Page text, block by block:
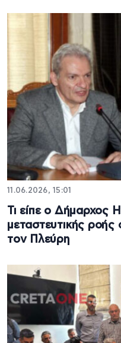
11.06.2026, 15:01
Τι είπε ο Δήμαρχος
μεταστευτικής ροής
τον Πλεύρη